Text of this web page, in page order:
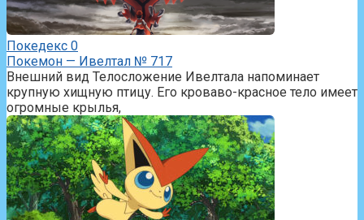
Покедекс 0
Покемон — Ивелтал № 717
Внешний вид Телосложение Ивелтала напоминает
крупную хищную птицу. Его кроваво-красное тело имеет
огромные крылья,